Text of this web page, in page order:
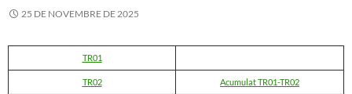
25 DE NOVEMBRE DE 2025
TR01
TR02 Acumulat TR01-TR02